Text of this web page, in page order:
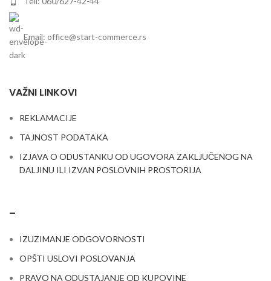
Email: office@start-commerce.rs
VAŽNI LINKOVI
REKLAMACIJE
TAJNOST PODATAKA
IZJAVA O ODUSTANKU OD UGOVORA ZAKLJUČENOG NA
DALJINU ILI IZVAN POSLOVNIH PROSTORIJA
–
IZUZIMANJE ODGOVORNOSTI
OPŠTI USLOVI POSLOVANJA
PRAVO NA ODUSTAJANJE OD KUPOVINE